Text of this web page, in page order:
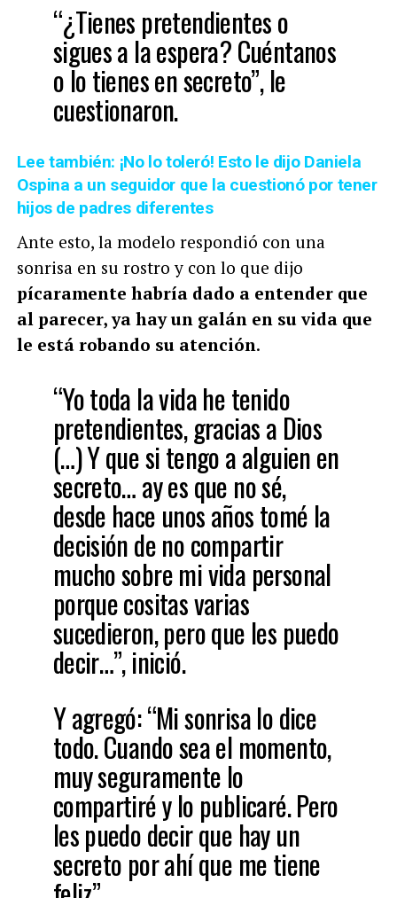
“¿Tienes pretendientes o
sigues a la espera? Cuéntanos
o lo tienes en secreto”, le
cuestionaron.
Lee también: ¡No lo toleró! Esto le dijo Daniela
Ospina a un seguidor que la cuestionó por tener
hijos de padres diferentes
Ante esto, la modelo respondió con una
sonrisa en su rostro y con lo que dijo
pícaramente habría dado a entender que
al parecer, ya hay un galán en su vida que
le está robando su atención.
“Yo toda la vida he tenido
pretendientes, gracias a Dios
(…) Y que si tengo a alguien en
secreto… ay es que no sé,
desde hace unos años tomé la
decisión de no compartir
mucho sobre mi vida personal
porque cositas varias
sucedieron, pero que les puedo
decir…”, inició.
Y agregó: “Mi sonrisa lo dice
todo. Cuando sea el momento,
muy seguramente lo
compartiré y lo publicaré. Pero
les puedo decir que hay un
secreto por ahí que me tiene